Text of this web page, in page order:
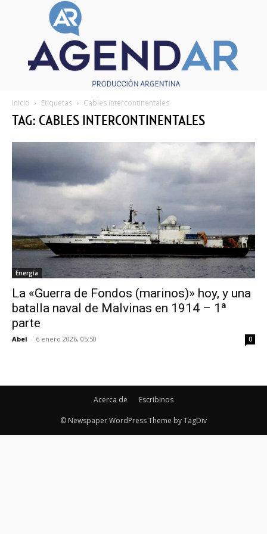
Inicio Etiquetas Cables intercontinentales
TAG: CABLES INTERCONTINENTALES
Energía
La «Guerra de Fondos (marinos)» hoy, y una
batalla naval de Malvinas en 1914 – 1ª
parte
Abel - 6 enero 2026, 05:50 0
Acerca de Escribinos
© Newspaper WordPress Theme by TagDiv